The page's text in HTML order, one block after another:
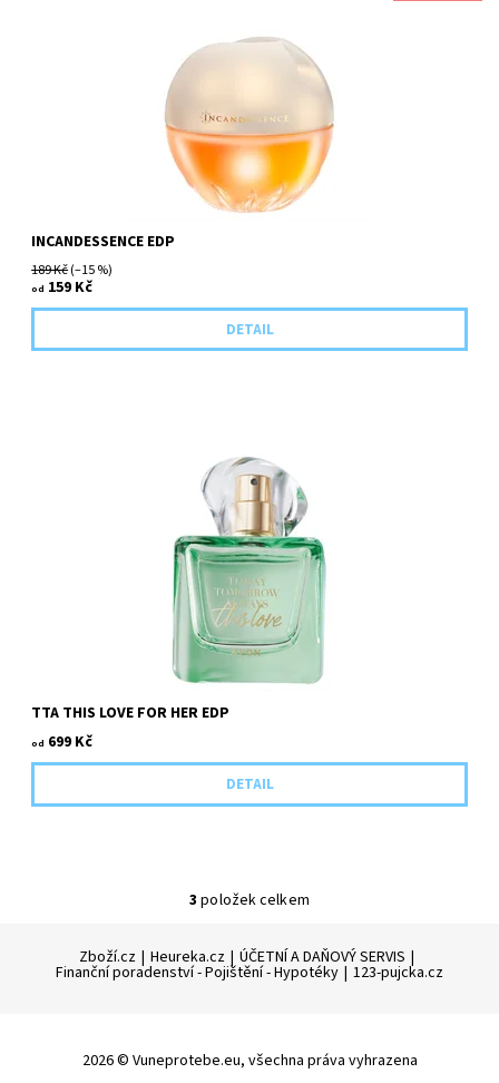
INCANDESSENCE EDP
189 Kč(–15 %)
od 159 Kč
DETAIL
Kategorie: květinově-ovocná. Hlavní složky: růžový grapefruit,
okvětní lístky jasmínu, mošus.
TTA THIS LOVE FOR HER EDP
od 699 Kč
DETAIL
3 položek celkem
Zboží.cz | Heureka.cz | ÚČETNÍ A DAŇOVÝ SERVIS |
Finanční poradenství - Pojištění - Hypotéky | 123-pujcka.cz
2026 © Vuneprotebe.eu, všechna práva vyhrazena